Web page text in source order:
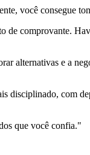
você consegue
de comprovante.
alternativas e a
com
que você confia."